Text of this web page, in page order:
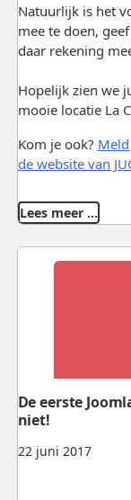
Natuurlijk is het
mee te doen,
daar rekening
Hopelijk zien we
mooie locatie La
Kom je ook?
de website van
Lees meer …
22 juni 2017
De eerste
niet!